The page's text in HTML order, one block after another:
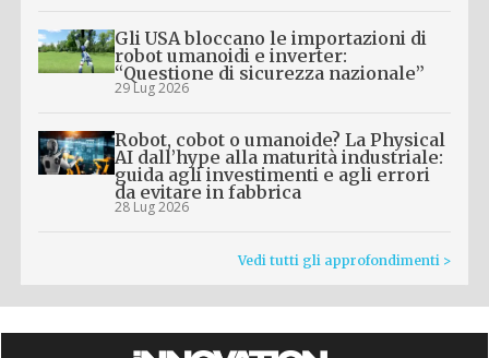
Gli USA bloccano le importazioni di
robot umanoidi e inverter:
“Questione di sicurezza nazionale”
29 Lug 2026
Robot, cobot o umanoide? La Physical
AI dall’hype alla maturità industriale:
guida agli investimenti e agli errori
da evitare in fabbrica
28 Lug 2026
Vedi tutti gli approfondimenti >